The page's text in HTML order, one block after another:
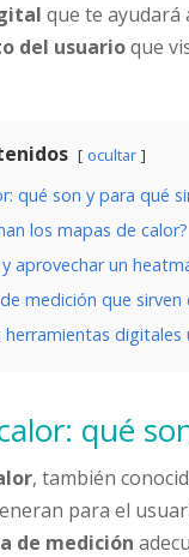
que te ayudará
del usuarioque
ocultar
qué son y para qué
los mapas de calor?
aprovechar un
medición que
herramientas
qué
, también
para el
de medición